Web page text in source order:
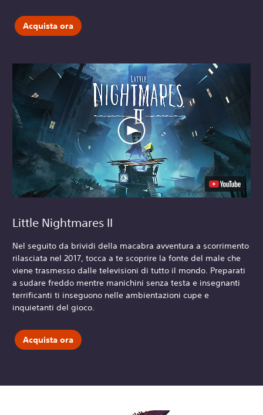
Acquista ora
Little Nightmares II
Nel seguito da brividi della macabra avventura a scorrimento
rilasciata nel 2017, tocca a te scoprire la fonte del male che
viene trasmesso dalle televisioni di tutto il mondo. Preparati
a sudare freddo mentre manichini senza testa e insegnanti
terrificanti ti inseguono nelle ambientazioni cupe e
inquietanti del gioco.
Acquista ora